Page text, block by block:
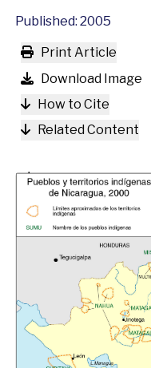
Published: 2005
Print Article
Download Image
How to Cite
Related Content